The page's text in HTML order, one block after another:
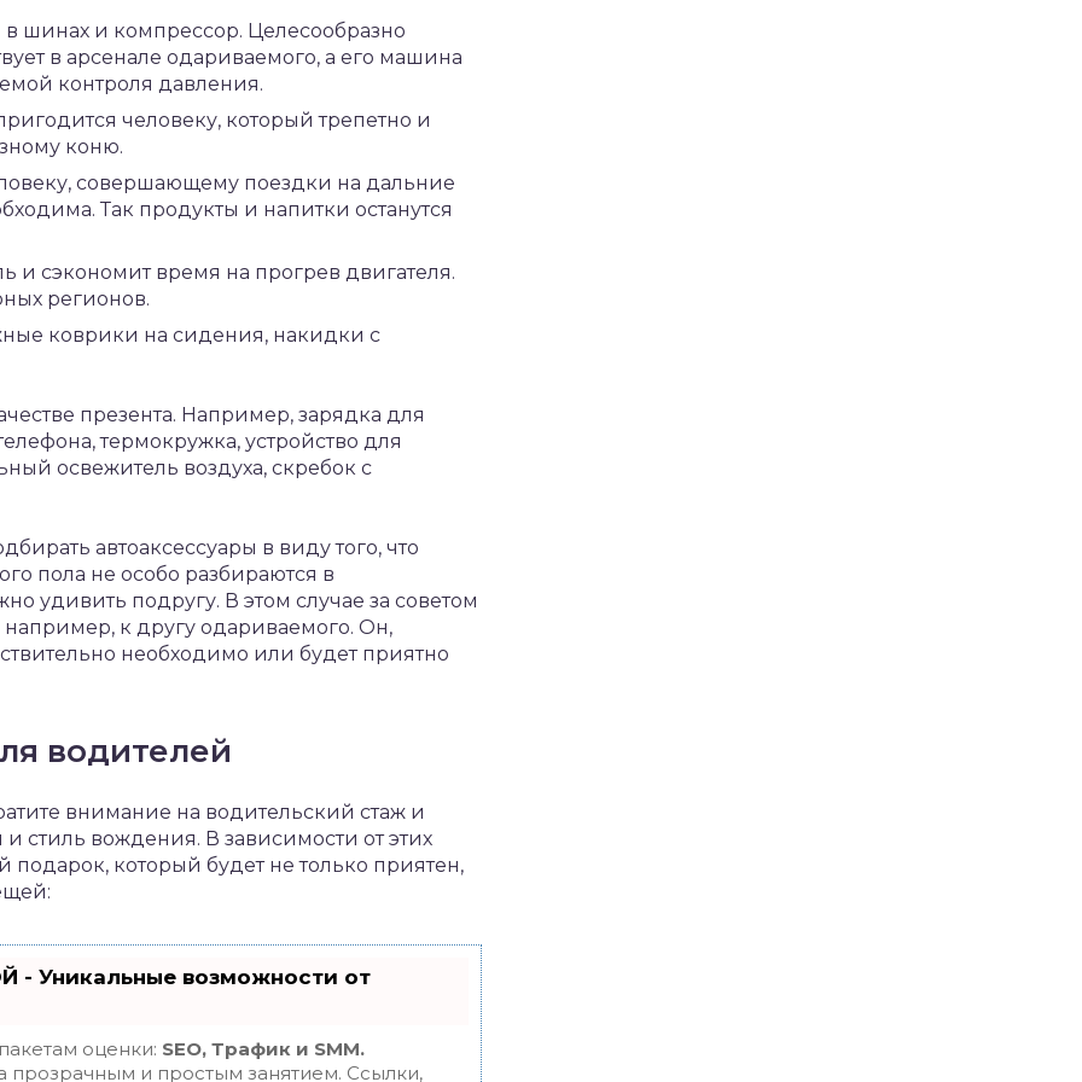
шинах и компрессор. Целесообразно
в арсенале одариваемого, а его машина
контроля давления.
человеку, который трепетно и
коню.
совершающему поездки на дальние
Так продукты и напитки останутся
и сэкономит время на прогрев двигателя.
регионов.
коврики на сидения, накидки с
презента. Например, зарядка для
термокружка, устройство для
освежитель воздуха, скребок с
автоаксессуары в виду того, что
пола не особо разбираются в
удивить подругу. В этом случае за советом
к другу одариваемого. Он,
необходимо или будет приятно
водителей
внимание на водительский стаж и
стиль вождения. В зависимости от этих
который будет не только приятен,
Уникальные возможности от
оценки: SEO, Трафик и SMM.
и простым занятием. Ссылки,